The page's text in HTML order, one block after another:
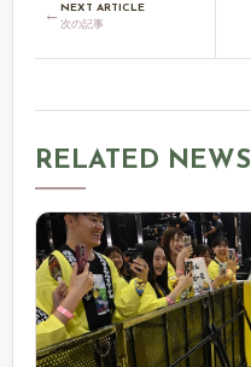
← NEXT ARTICLE
次の記事
RELATED NEWS